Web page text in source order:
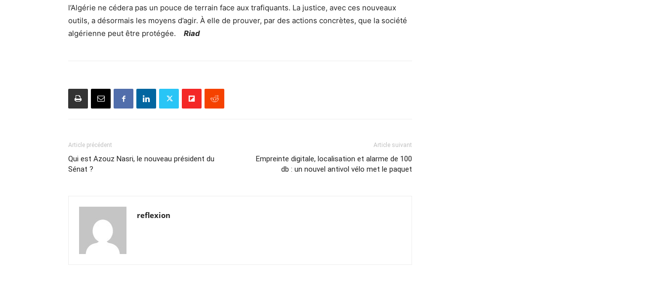
l’Algérie ne cédera pas un pouce de terrain face aux trafiquants. La justice, avec ces nouveaux
outils, a désormais les moyens d’agir. À elle de prouver, par des actions concrètes, que la société
algérienne peut être protégée. Riad
Article précédent
Qui est Azouz Nasri, le nouveau président du
Sénat ?
Article suivant
Empreinte digitale, localisation et alarme de 100
db : un nouvel antivol vélo met le paquet
reflexion